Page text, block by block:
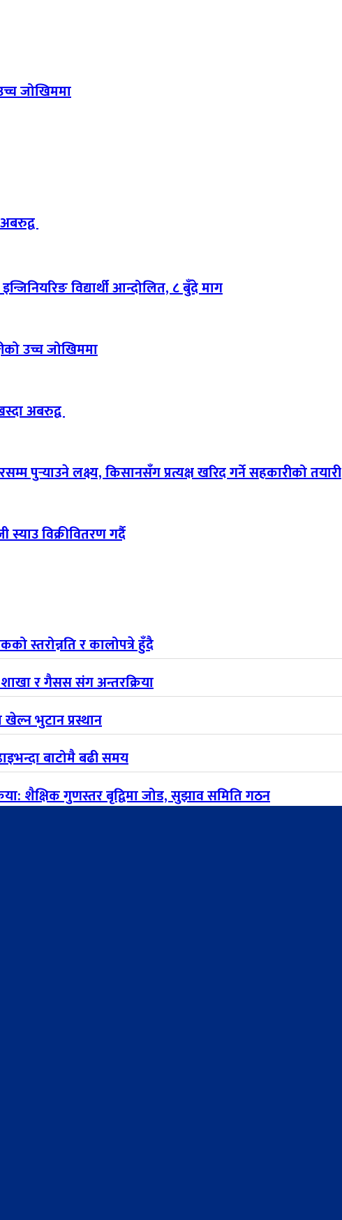
जोखिममा
विद्यार्थी आन्दोलित, ८ बुँदे माग
उच्च जोखिममा
अबरुद्व
पुर्‍याउने लक्ष्य, किसानसँग प्रत्यक्ष खरिद गर्ने सहकारीको तयारी
विक्रीवितरण गर्दै
स्तरोन्नति र कालोपत्रे हुँदै
शाखा र गैसस संग अन्तरक्रिया
भुटान प्रस्थान
बाटोमै बढी समय
शैक्षिक गुणस्तर बृद्विमा जोड, सुझाव समिति गठन